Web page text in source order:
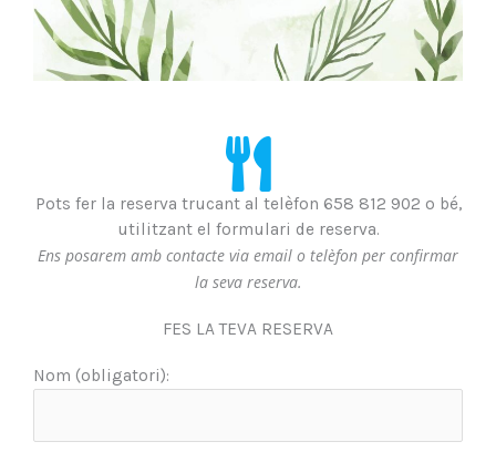
Pots fer la reserva trucant al telèfon 658 812 902 o bé,
utilitzant el formulari de reserva.
Ens posarem amb contacte via email o telèfon per confirmar
la seva reserva.
FES LA TEVA RESERVA
Nom (obligatori):